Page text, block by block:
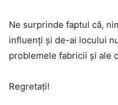
Ne surprinde faptul că,
influenți și de-ai locului
problemele fabricii și ale
Regretați!